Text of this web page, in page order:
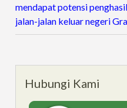
mendapat potensi
jalan-jalan keluar negeri
Hubungi Kami